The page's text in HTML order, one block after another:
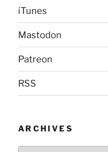
iTunes
Mastodon
Patreon
RSS
ARCHIVES